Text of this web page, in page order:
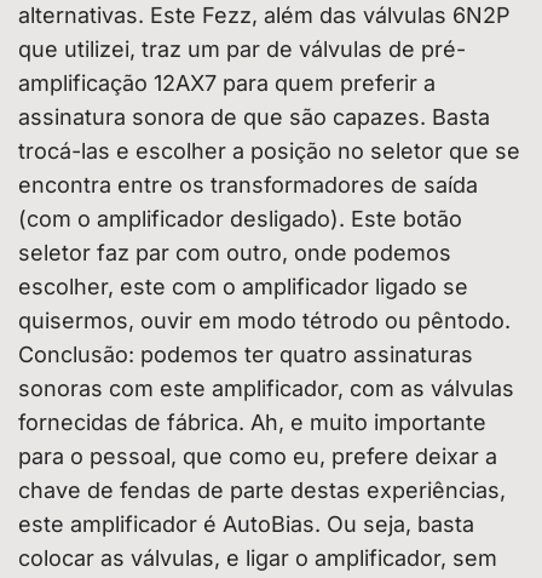
alternativas. Este Fezz, além das válvulas 6N2P
que utilizei, traz um par de válvulas de pré-
amplificação 12AX7 para quem preferir a
assinatura sonora de que são capazes. Basta
trocá-las e escolher a posição no seletor que se
encontra entre os transformadores de saída
(com o amplificador desligado). Este botão
seletor faz par com outro, onde podemos
escolher, este com o amplificador ligado se
quisermos, ouvir em modo tétrodo ou pêntodo.
Conclusão: podemos ter quatro assinaturas
sonoras com este amplificador, com as válvulas
fornecidas de fábrica. Ah, e muito importante
para o pessoal, que como eu, prefere deixar a
chave de fendas de parte destas experiências,
este amplificador é AutoBias. Ou seja, basta
colocar as válvulas, e ligar o amplificador, sem